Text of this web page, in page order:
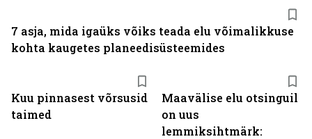
Kuu pinnasest võrsusid
taimed
Maavälise elu otsinguil
on uus
lemmiksihtmärk:
7 asja, mida igaüks võiks teada elu võimalikkuse
kohta kaugetes planeedisüsteemides